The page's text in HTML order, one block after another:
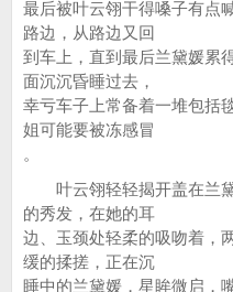
最后被叶云翎干得嗓子有点
路边，从路边又回
到车上，直到最后兰黛媛累
面沉沉昏睡过去，
幸亏车子上常备着一堆包括
姐可能要被冻感冒
。
叶云翎轻轻揭开盖在兰黛
的秀发，在她的耳
边、玉颈处轻柔的吸吻着，
缓的揉搓，正在沉
睡中的兰黛媛，星眸微启，